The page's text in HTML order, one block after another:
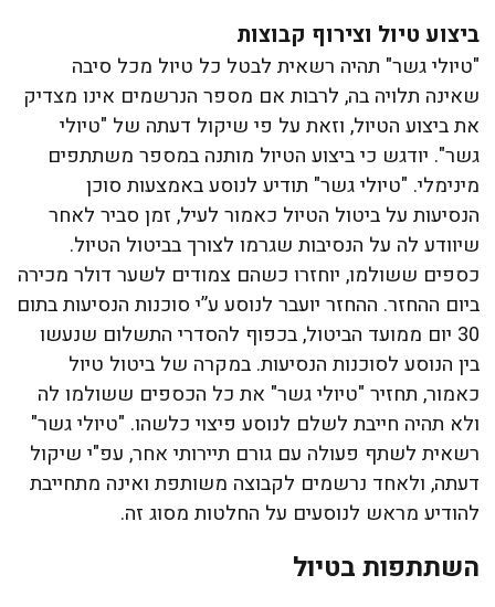
ביצוע טיול וצירוף קבוצות
"טיולי גשר" תהיה רשאית לבטל כל טיול מכל סיבה
שאינה תלויה בה, לרבות אם מספר הנרשמים אינו מצדיק
את ביצוע הטיול, וזאת על פי שיקול דעתה של "טיולי
גשר". יודגש כי ביצוע הטיול מותנה במספר משתתפים
מינימלי. "טיולי גשר" תודיע לנוסע באמצעות סוכן
הנסיעות על ביטול הטיול כאמור לעיל, זמן סביר לאחר
שיוודע לה על הנסיבות שגרמו לצורך בביטול הטיול.
כספים ששולמו, יוחזרו כשהם צמודים לשער דולר מכירה
ביום ההחזר. ההחזר יועבר לנוסע ע”י סוכנות הנסיעות בתום
30 יום ממועד הביטול, בכפוף להסדרי התשלום שנעשו
בין הנוסע לסוכנות הנסיעות. במקרה של ביטול טיול
כאמור, תחזיר "טיולי גשר" את כל הכספים ששולמו לה
ולא תהיה חייבת לשלם לנוסע פיצוי כלשהו. "טיולי גשר"
רשאית לשתף פעולה עם גורם תיירותי אחר, עפ"י שיקול
דעתה, ולאחד נרשמים לקבוצה משותפת ואינה מתחייבת
להודיע מראש לנוסעים על החלטות מסוג זה.
השתתפות בטיול